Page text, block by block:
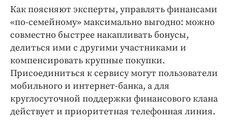
ПРОЕКТЫ
Блоги
Издания
Медиаперсона
Интересное чтиво
Клиника года
Бренд года
Работодатель года
Как поясняют эксперты, управлять финансами
«по-семейному» максимально выгодно: можно
совместно быстрее накапливать бонусы,
делиться ими с другими участниками и
компенсировать крупные покупки.
Присоединиться к сервису могут пользователи
мобильного и интернет-банка, а для
круглосуточной поддержки финансового клана
действует и приоритетная телефонная линия.